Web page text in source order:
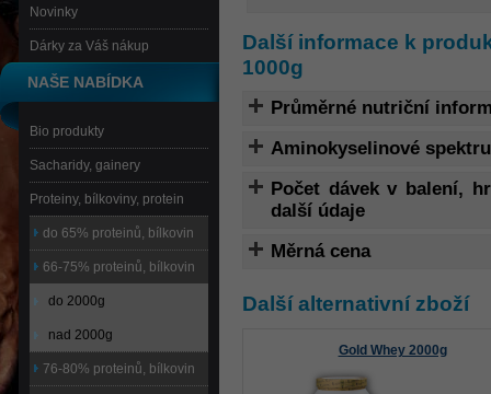
Další informace k
1000g
Průměrné nutriční
Aminokyselinové
Počet dávek v balení,
další údaje
Měrná cena
Další alternativní zboží
Gold Whey 2000g
Novinky
Dárky za Váš nákup
NAŠE NABÍDKA
Bio produkty
Sacharidy, gainery
Proteiny, bílkoviny, protein
do 65% proteinů, bílkovin
66-75% proteinů, bílkovin
do 2000g
nad 2000g
76-80% proteinů, bílkovin